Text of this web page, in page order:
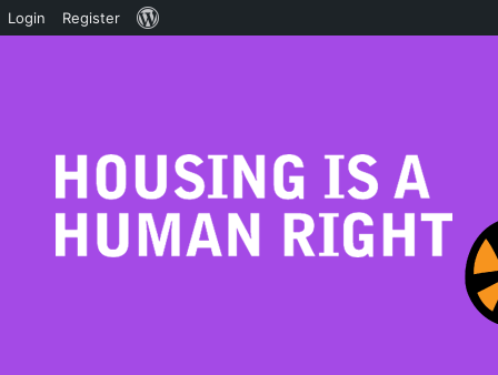
Login Register